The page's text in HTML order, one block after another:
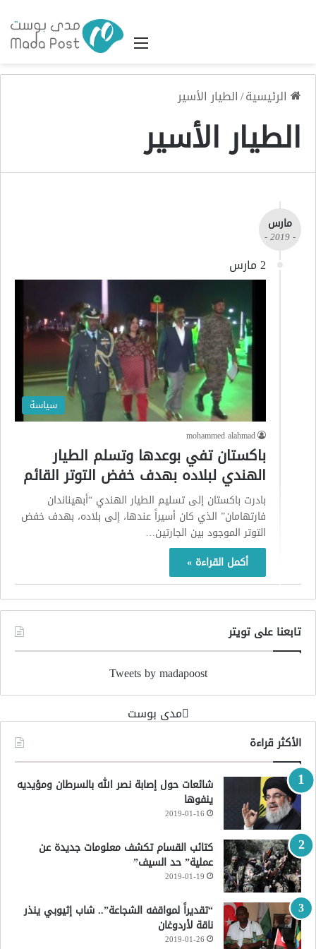
القائمة
الرئيسية/الطيار الأسير
الطيار الأسير
مارس
- 2019 -
2 مارس
سياسة
mohammed alahmad
باكستان تفي بوعدها وتسلم الطيار
الهندي لبلاده بهدف خفض التوتر القائم
بادرت باكستان إلى تسليم الطيار الهندي “أبهيناندان
فارتهامان” الذي كان أسيراً عندها، إلى بلاده، بهدف خفض
التوتر الموجود بين الجارتين…
أكمل القراءة »
تابعنا على تويتر
Tweets by madapoost
‏مدى بوست‏
الأكثر قراءة
شائعات حول إصابة نصر الله بالسرطان ومؤيديه
ينفوها
2019-01-16
كتائب القسام تكشف معلومات جديدة عن
عملية” حد السيف”
2019-01-19
“تقديراً لمواقفه الشجاعة”.. شاب إثيوبي ينذر
ناقة لأردوغان
2019-01-26